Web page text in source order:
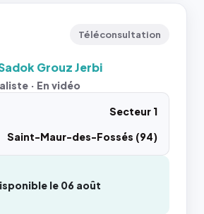
Téléconsultation
Grouz Jerbi
· En vidéo
Secteur 1
Saint-Maur-des-Fossés (94)
le 06 août